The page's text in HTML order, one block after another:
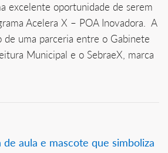
excelente oportunidade de serem
Acelera X – POA Inovadora. A
de uma parceria entre o Gabinete
Municipal e o SebraeX, marca
aula e mascote que simboliza